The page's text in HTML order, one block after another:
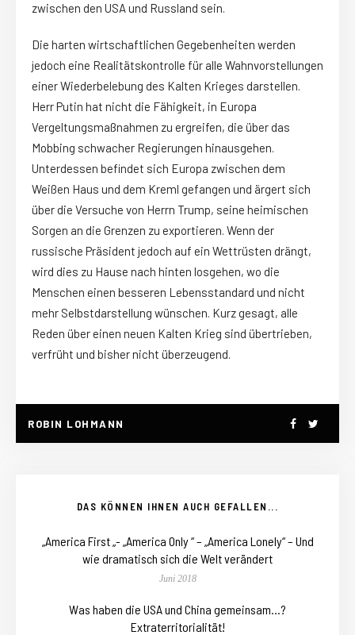
zwischen den USA und Russland sein.
Die harten wirtschaftlichen Gegebenheiten werden
jedoch eine Realitätskontrolle für alle Wahnvorstellungen
einer Wiederbelebung des Kalten Krieges darstellen.
Herr Putin hat nicht die Fähigkeit, in Europa
Vergeltungsmaßnahmen zu ergreifen, die über das
Mobbing schwacher Regierungen hinausgehen.
Unterdessen befindet sich Europa zwischen dem
Weißen Haus und dem Kreml gefangen und ärgert sich
über die Versuche von Herrn Trump, seine heimischen
Sorgen an die Grenzen zu exportieren. Wenn der
russische Präsident jedoch auf ein Wettrüsten drängt,
wird dies zu Hause nach hinten losgehen, wo die
Menschen einen besseren Lebensstandard und nicht
mehr Selbstdarstellung wünschen. Kurz gesagt, alle
Reden über einen neuen Kalten Krieg sind übertrieben,
verfrüht und bisher nicht überzeugend.
ROBIN LOHMANN
DAS KÖNNEN IHNEN AUCH GEFALLEN...
„America First „- „America Only “ – „America Lonely“ – Und
wie dramatisch sich die Welt verändert
Juni 2018
Was haben die USA und China gemeinsam…?
Extraterritorialität!